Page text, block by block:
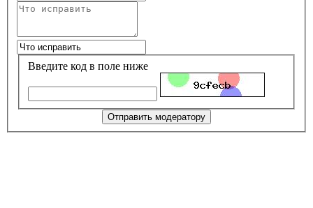
Введите код в поле ниже
Отправить модератору